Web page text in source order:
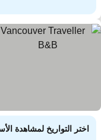
اختر التواريخ لمشاهدة